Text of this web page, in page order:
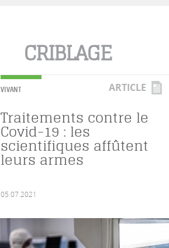
CRIBLAGE
VIVANT ARTICLE
Traitements contre le
Covid-19 : les
scientifiques affûtent
leurs armes
05.07.2021